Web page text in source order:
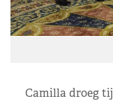
Camilla droeg